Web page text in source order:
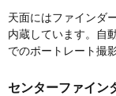
天面にはファインダ
内蔵しています。自
でのポートレート撮
センターファイン